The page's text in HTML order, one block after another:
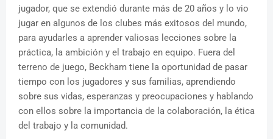
jugador, que se extendió durante más de 20 años y lo vio
jugar en algunos de los clubes más exitosos del mundo,
para ayudarles a aprender valiosas lecciones sobre la
práctica, la ambición y el trabajo en equipo. Fuera del
terreno de juego, Beckham tiene la oportunidad de pasar
tiempo con los jugadores y sus familias, aprendiendo
sobre sus vidas, esperanzas y preocupaciones y hablando
con ellos sobre la importancia de la colaboración, la ética
del trabajo y la comunidad.